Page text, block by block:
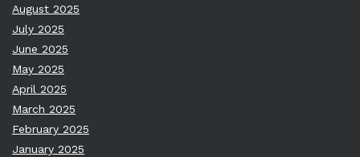
August 2025
July 2025
June 2025
May 2025
April 2025
March 2025
February 2025
January 2025